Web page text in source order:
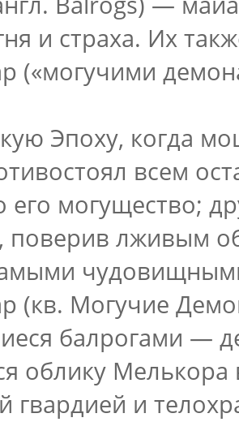
и страха. Их
(«могучими
Эпоху, когда
всем
его могущество;
поверив лживым
(кв. Могучие
балрогами —
облику Мелькора
гвардией и